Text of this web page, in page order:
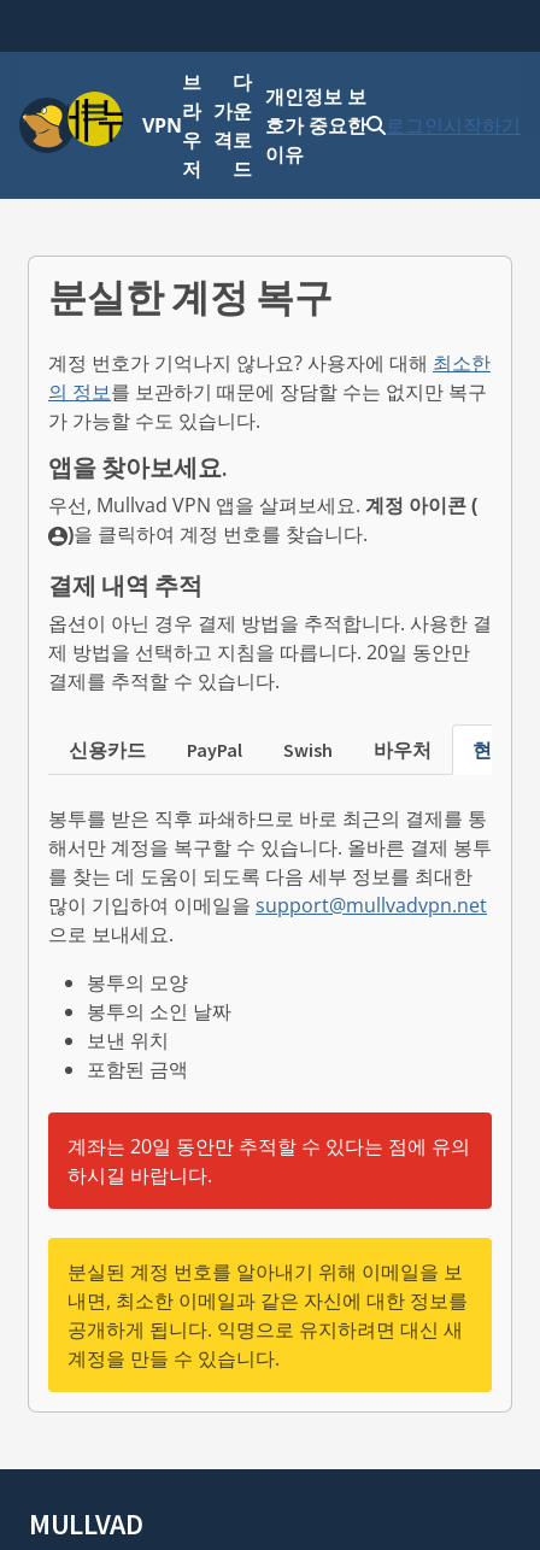
메뉴VPN
브
라
우
저
가
격
다
운
로
드
개인정보 보
호가 중요한
이유
로그인시작하기
분실한 계정 복구
계정 번호가 기억나지 않나요? 사용자에 대해 최소한
의 정보를 보관하기 때문에 장담할 수는 없지만 복구
가 가능할 수도 있습니다.
앱을 찾아보세요.
우선, Mullvad VPN 앱을 살펴보세요. 계정 아이콘 (
)을 클릭하여 계정 번호를 찾습니다.
결제 내역 추적
옵션이 아닌 경우 결제 방법을 추적합니다. 사용한 결
제 방법을 선택하고 지침을 따릅니다. 20일 동안만
결제를 추적할 수 있습니다.
신용카드 PayPal Swish 바우처 현금
봉투를 받은 직후 파쇄하므로 바로 최근의 결제를 통
해서만 계정을 복구할 수 있습니다. 올바른 결제 봉투
를 찾는 데 도움이 되도록 다음 세부 정보를 최대한
많이 기입하여 이메일을 support@mullvadvpn.net
으로 보내세요.
봉투의 모양
봉투의 소인 날짜
보낸 위치
포함된 금액
계좌는 20일 동안만 추적할 수 있다는 점에 유의
하시길 바랍니다.
분실된 계정 번호를 알아내기 위해 이메일을 보
내면, 최소한 이메일과 같은 자신에 대한 정보를
공개하게 됩니다. 익명으로 유지하려면 대신 새
계정을 만들 수 있습니다.
MULLVAD